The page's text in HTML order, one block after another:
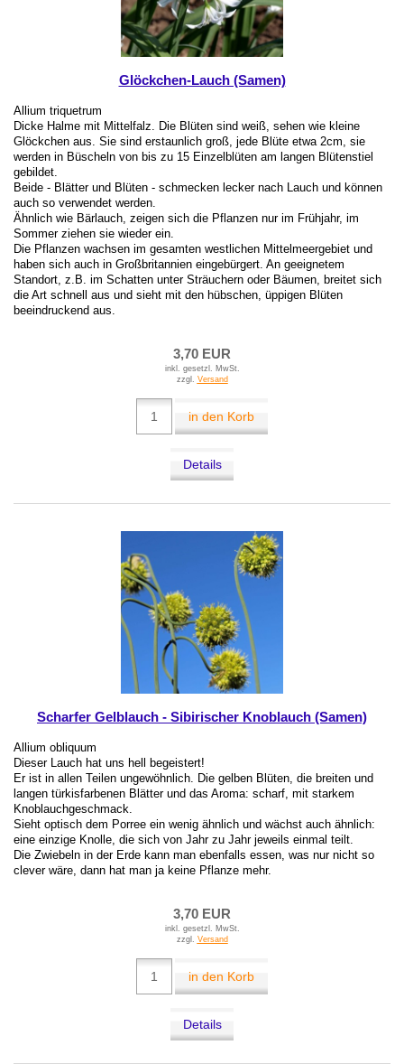
Glöckchen-Lauch (Samen)
Allium triquetrum
Dicke Halme mit Mittelfalz. Die Blüten sind weiß, sehen wie kleine
Glöckchen aus. Sie sind erstaunlich groß, jede Blüte etwa 2cm, sie
werden in Büscheln von bis zu 15 Einzelblüten am langen Blütenstiel
gebildet.
Beide - Blätter und Blüten - schmecken lecker nach Lauch und können
auch so verwendet werden.
Ähnlich wie Bärlauch, zeigen sich die Pflanzen nur im Frühjahr, im
Sommer ziehen sie wieder ein.
Die Pflanzen wachsen im gesamten westlichen Mittelmeergebiet und
haben sich auch in Großbritannien eingebürgert. An geeignetem
Standort, z.B. im Schatten unter Sträuchern oder Bäumen, breitet sich
die Art schnell aus und sieht mit den hübschen, üppigen Blüten
beeindruckend aus.
3,70 EUR
inkl. gesetzl. MwSt.
zzgl. Versand
in den Korb
Details
Scharfer Gelblauch - Sibirischer Knoblauch (Samen)
Allium obliquum
Dieser Lauch hat uns hell begeistert!
Er ist in allen Teilen ungewöhnlich. Die gelben Blüten, die breiten und
langen türkisfarbenen Blätter und das Aroma: scharf, mit starkem
Knoblauchgeschmack.
Sieht optisch dem Porree ein wenig ähnlich und wächst auch ähnlich:
eine einzige Knolle, die sich von Jahr zu Jahr jeweils einmal teilt.
Die Zwiebeln in der Erde kann man ebenfalls essen, was nur nicht so
clever wäre, dann hat man ja keine Pflanze mehr.
3,70 EUR
inkl. gesetzl. MwSt.
zzgl. Versand
in den Korb
Details